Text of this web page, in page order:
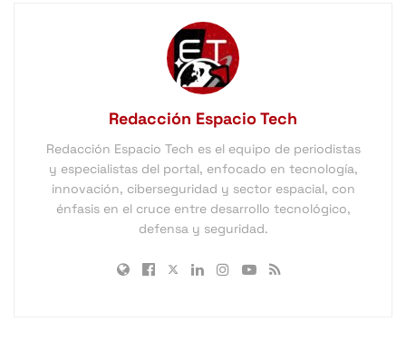
Redacción Espacio Tech
Redacción Espacio Tech es el equipo de periodistas
y especialistas del portal, enfocado en tecnología,
innovación, ciberseguridad y sector espacial, con
énfasis en el cruce entre desarrollo tecnológico,
defensa y seguridad.